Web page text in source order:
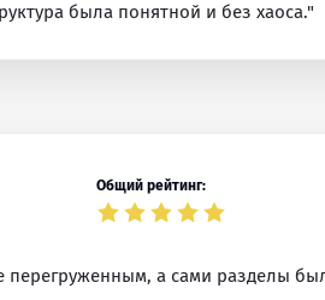
была понятной и без хаоса."
Общий рейтинг:
перегруженным, а сами разделы